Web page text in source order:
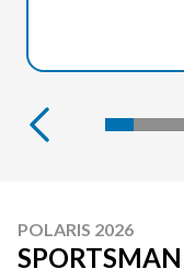
POLARIS 2026